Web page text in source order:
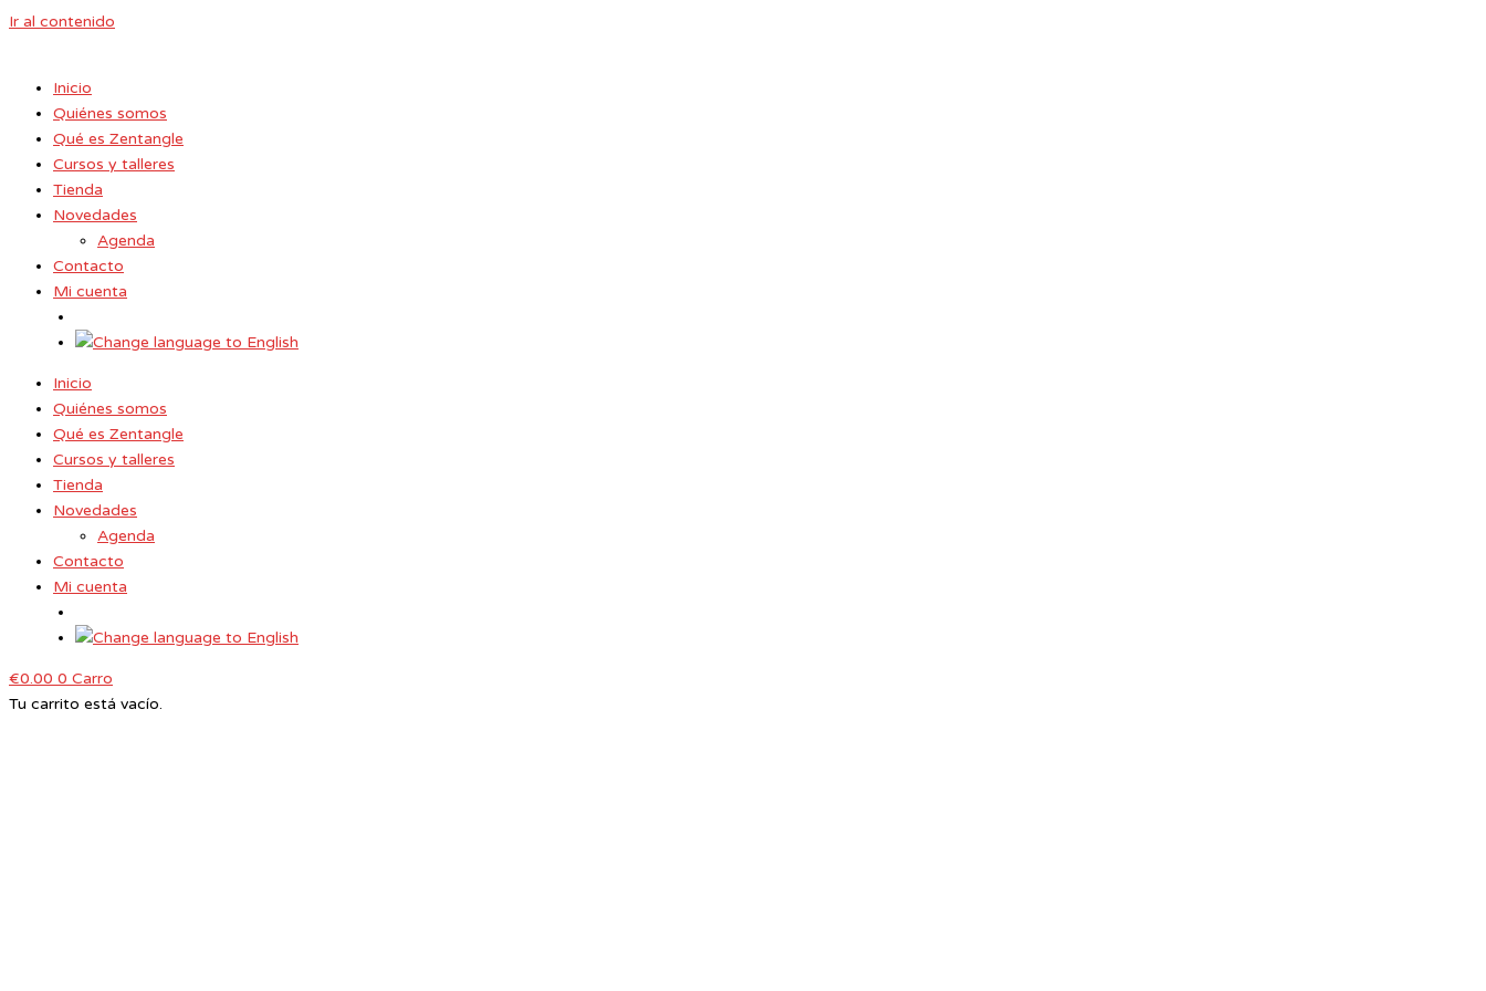
Ir al contenido
Inicio
Quiénes somos
Qué es Zentangle
Cursos y talleres
Tienda
Novedades
Agenda
Contacto
Mi cuenta
Inicio
Quiénes somos
Qué es Zentangle
Cursos y talleres
Tienda
Novedades
Agenda
Contacto
Mi cuenta
€0.00 0 Carro
Tu carrito está vacío.